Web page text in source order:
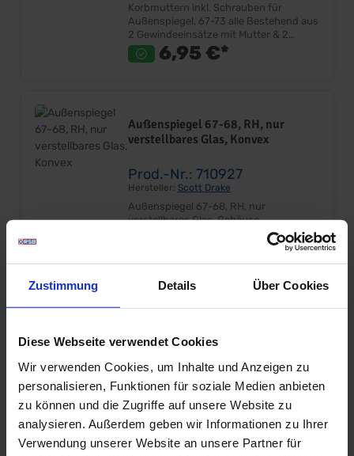
Zustimmung Details Über Cookies
Diese Webseite verwendet Cookies
Wir verwenden Cookies, um Inhalte und Anzeigen zu
personalisieren, Funktionen für soziale Medien anbieten
zu können und die Zugriffe auf unsere Website zu
analysieren. Außerdem geben wir Informationen zu Ihrer
Verwendung unserer Website an unsere Partner für
Korbmuttern inkl. Schrauben für
Außenspiegel, 67-73 alle Bestehend aus
2 Gewindeeinsätze mit Mutter & 2
Schrauben Ideal zum Reparieren von
übergroßen Löchern
6,95 €*
Außenspiegel 67-68, RH, nur
verstellbares Glas, Konvex
Prod.-Nr.: 710927
Hersteller: Scott Drake
Außenspiegel 67-68, RH, nur
verstellbares Glas, Gehäuse
feststehend. Wird benötigt bei
Innenverstellbarem linken Spiegel!,
Dichtung und Schrauben Lieferumfang:
Standard, Long Base
Prod.-Nr.: 710929
Hersteller:Scott Drake
Außenspiegel 65-66, Standard Rund,
passend für LH oder RH, nicht
innenverstellbar! Rundes flaches Glas,
Nicht Innenverstellbar! Long Base
114,95 €*